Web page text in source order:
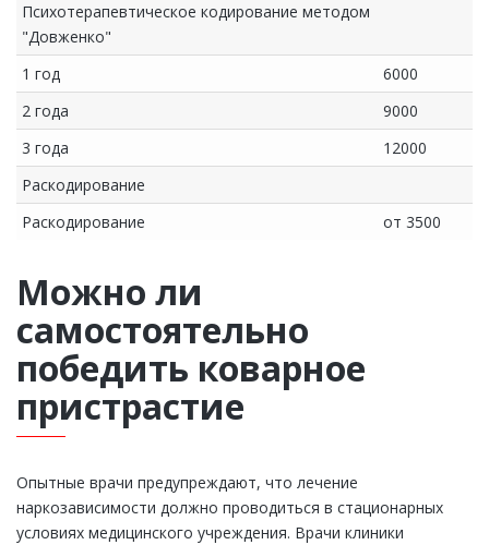
Психотерапевтическое кодирование методом
"Довженко"
1 год
6000
2 года
9000
3 года
12000
Раскодирование
Раскодирование
от 3500
Можно ли
самостоятельно
победить коварное
пристрастие
Опытные врачи предупреждают, что лечение
наркозависимости должно проводиться в стационарных
условиях медицинского учреждения. Врачи клиники